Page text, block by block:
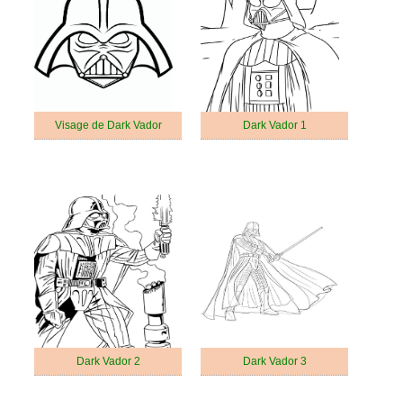
Visage de Dark Vador Dark Vador 1
Dark Vador 2 Dark Vador 3